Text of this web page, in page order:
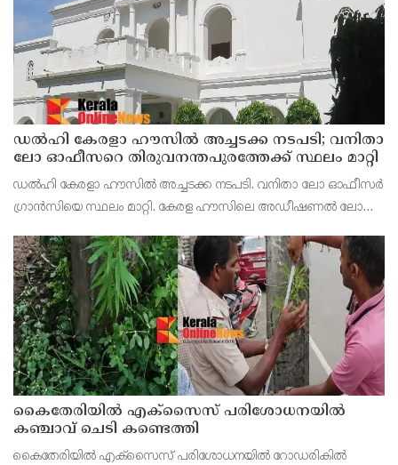
ഡൽഹി കേരളാ ഹൗസില്‍ അച്ചടക്ക നടപടി; വനിതാ
ലോ ഓഫീസറെ തിരുവനന്തപുരത്തേക്ക്‌ സ്ഥലം മാറ്റി
ഡല്‍ഹി കേരളാ ഹൗസില്‍ അച്ചടക്ക നടപടി. വനിതാ ലോ ഓഫീസര്‍
ഗ്രാന്‍സിയെ സ്ഥലം മാറ്റി. കേരള ഹൗസിലെ അഡീഷണല്‍ ലോ
തിരുവനന്തപുരത്തേക്കാണ് സ്ഥലം മാറ്റിയത്.
കൈതേരിയിൽ എക്സൈസ് പരിശോധനയിൽ
കഞ്ചാവ് ചെടി കണ്ടെത്തി
കൈതേരിയിൽ എക്സൈസ് പരിശോധനയിൽ റോഡരികിൽ